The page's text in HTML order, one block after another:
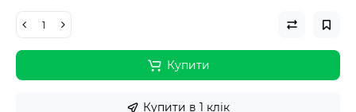
Купити
Купити в 1 клік